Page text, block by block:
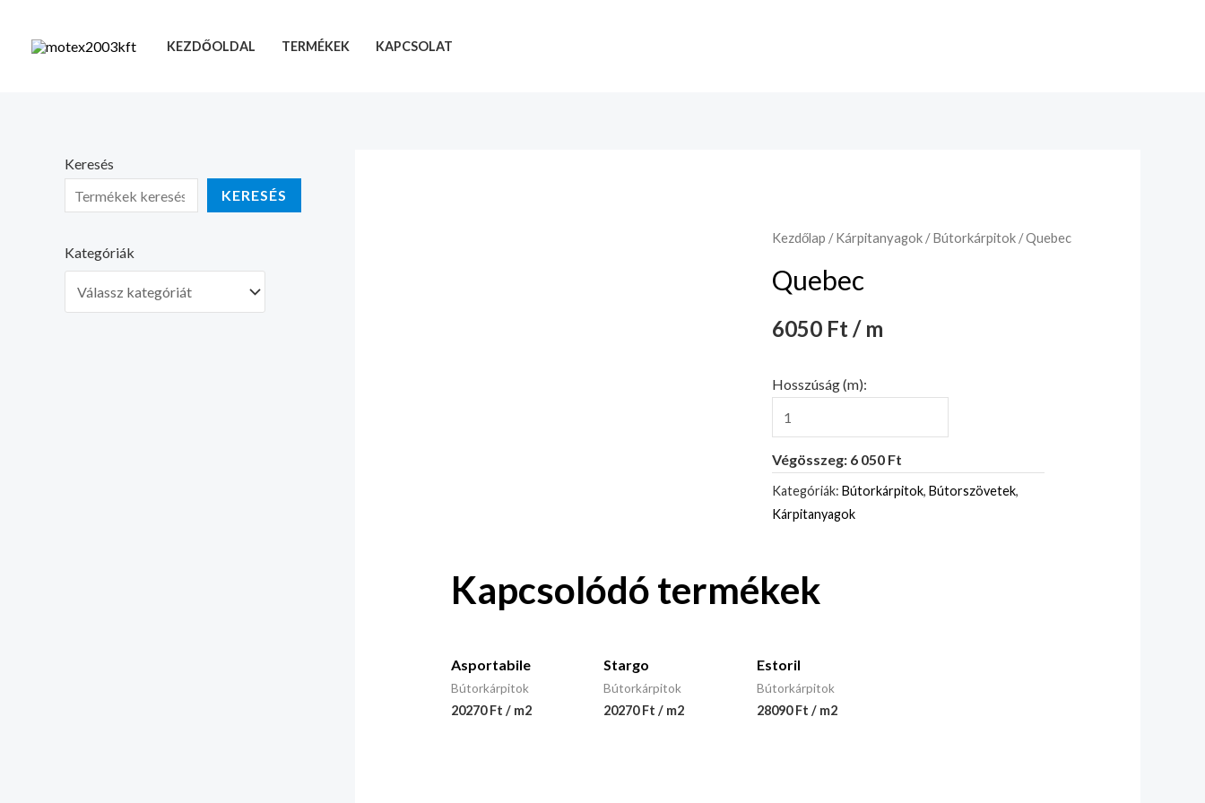
KEZDŐOLDAL TERMÉKEK KAPCSOLAT
Keresés
KERESÉS
Kategóriák
Kezdőlap /Kárpitanyagok/Bútorkárpitok/ Quebec
Quebec
6050 Ft / m
Hosszúság (m):
Végösszeg: 6 050 Ft
Kategóriák: Bútorkárpitok, Bútorszövetek,
Kárpitanyagok
Kapcsolódó termékek
Asportabile
Bútorkárpitok
20270 Ft / m2
Stargo
Bútorkárpitok
20270 Ft / m2
Estoril
Bútorkárpitok
28090 Ft / m2